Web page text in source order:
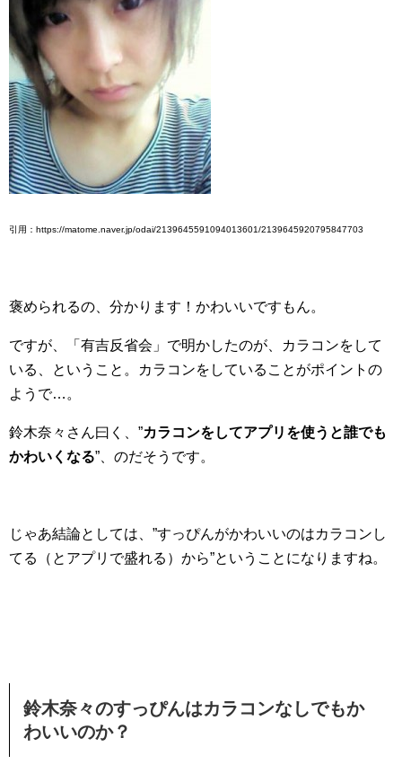
引用：https://matome.naver.jp/odai/2139645591094013601/2139645920795847703
褒められるの、分かります！かわいいですもん。
ですが、「有吉反省会」で明かしたのが、カラコンをして
いる、ということ。カラコンをしていることがポイントの
ようで…。
鈴木奈々さん曰く、”カラコンをしてアプリを使うと誰でも
かわいくなる”、のだそうです。
じゃあ結論としては、”すっぴんがかわいいのはカラコンし
てる（とアプリで盛れる）から”ということになりますね。
鈴木奈々のすっぴんはカラコンなしでもか
わいいのか？